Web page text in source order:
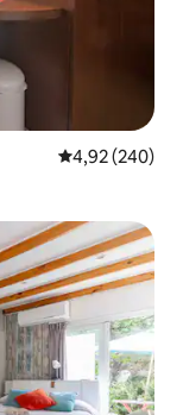
Prosječna
4,92 (240)